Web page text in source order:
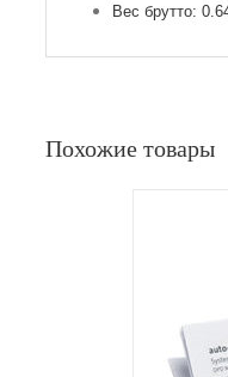
Вес брутто:
Похожие товары